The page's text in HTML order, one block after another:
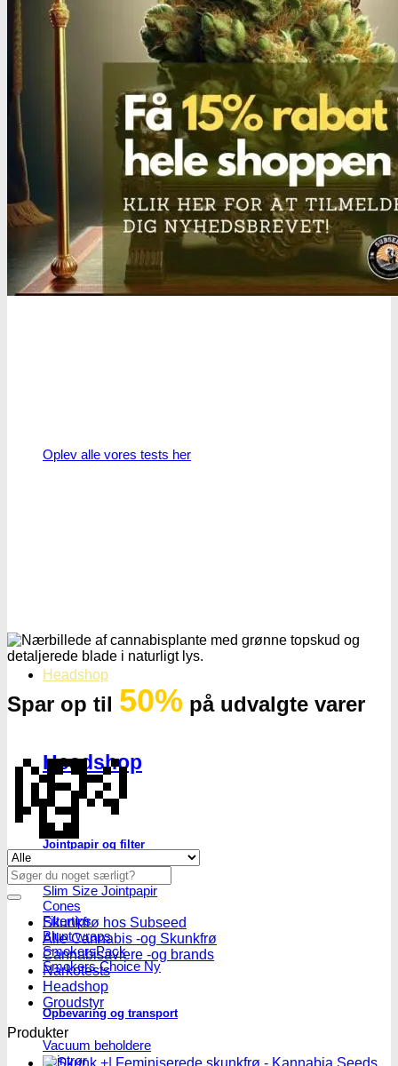
Robadope tests
Simons tests
Test af primære aminer
URIN TESTS
Multi urin test - 3 stoffer
Multi urin test - 10 stoffer
THC urin test - 25ng/ml
THC urin test - 50ng/ml
Oplev alle vores tests her
Headshop
Headshop
Jointpapir og filter
King Size Jointpapir
Slim Size Jointpapir
Cones
Filtertips
Blunt wraps
SmokersPack
Smokers Choice
Opbevaring og transport
Vacuum beholdere
Jointrør
Spar op til 50% på udvalgte varer
💸
Se alle tilbud her
Søg
efter:
Skunkfrø hos Subseed
Alle Cannabis -og Skunkfrø
Cannabisavlere -og brands
Narkotests
Headshop
Groudstyr
Produkter